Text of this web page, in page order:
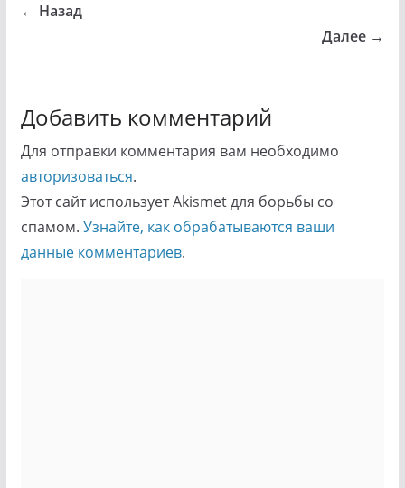
← Назад
Далее →
Добавить комментарий
Для отправки комментария вам необходимо
авторизоваться.
Этот сайт использует Akismet для борьбы со
спамом. Узнайте, как обрабатываются ваши
данные комментариев.